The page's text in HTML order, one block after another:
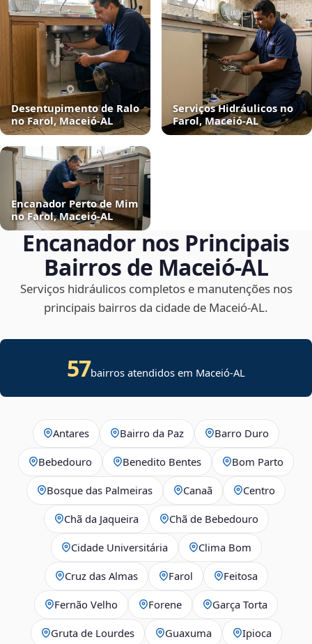
Desentupimento de Ralo
no Farol, Maceió‑AL
Serviços Hidráulicos no
Farol, Maceió‑AL
Encanador Perto de Mim
no Farol, Maceió‑AL
Encanador nos Principais
Bairros de Maceió‑AL
Serviços hidráulicos completos e manutenções nos
principais bairros da cidade de Maceió‑AL.
57bairros atendidos em Maceió-AL
Antares Bairro da Paz Barro Duro
Bebedouro Benedito Bentes Bom Parto
Bosque das Palmeiras Canaã Centro
Chã da Jaqueira Chã de Bebedouro
Cidade Universitária Clima Bom
Cruz das Almas Farol Feitosa
Fernão Velho Forene Garça Torta
Gruta de Lourdes Guaxuma Ipioca